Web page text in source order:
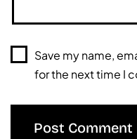
Save my name,
for the next time I